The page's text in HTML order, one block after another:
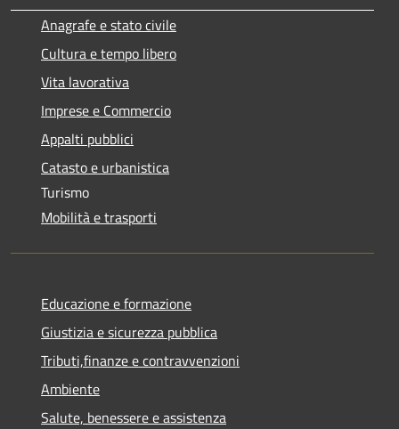
Anagrafe e stato civile
Cultura e tempo libero
Vita lavorativa
Imprese e Commercio
Appalti pubblici
Catasto e urbanistica
Turismo
Mobilità e trasporti
Educazione e formazione
Giustizia e sicurezza pubblica
Tributi,finanze e contravvenzioni
Ambiente
Salute, benessere e assistenza